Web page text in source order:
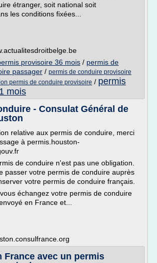
étranger, soit national soit
les conditions fixées...
provisoire 36 mois / permis de
passager / permis de conduire provisoire
permis de conduire provisoire / permis
mois
- Consulat Général de
relative aux permis de conduire, merci
à permis.houston-
de conduire n'est pas une obligation.
passer votre permis de conduire auprès
votre permis de conduire français.
échangez votre permis de conduire
en France et...
France avec un permis